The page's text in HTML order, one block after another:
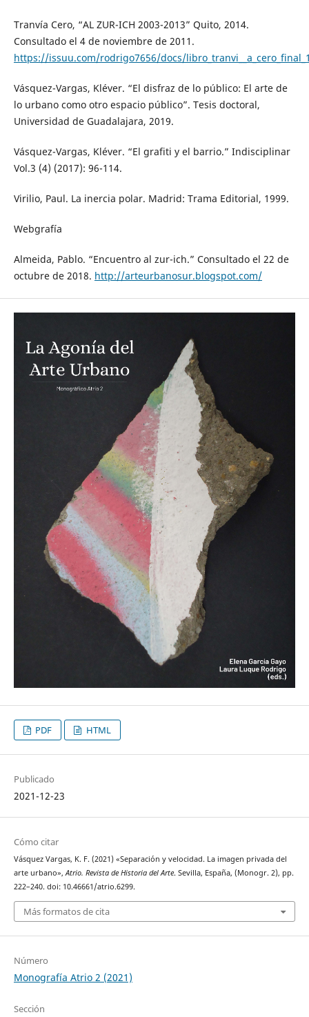
Tranvía Cero, “AL ZUR-ICH 2003-2013” Quito, 2014.
Consultado el 4 de noviembre de 2011.
https://issuu.com/rodrigo7656/docs/
Vásquez-Vargas, Kléver. “El disfraz de lo público: El arte de
lo urbano como otro espacio público”. Tesis doctoral,
Universidad de Guadalajara, 2019.
Vásquez-Vargas, Kléver. “El grafiti y el barrio.” Indisciplinar
Vol.3 (4) (2017): 96-114.
Virilio, Paul. La inercia polar. Madrid: Trama Editorial, 1999.
Webgrafía
Almeida, Pablo. “Encuentro al zur-ich.” Consultado el 22 de
octubre de 2018. http://arteurbanosur.blogspot.com/
PDF HTML
Publicado
2021-12-23
Cómo citar
Vásquez Vargas, K. F. (2021) «Separación y velocidad. La imagen privada del
arte urbano»,Atrio. Revista de Historia del Arte. Sevilla, España, (Monogr. 2), pp.
222–240. doi: 10.46661/atrio.6299.
Más formatos de cita
Número
Monografía Atrio 2 (2021)
Sección